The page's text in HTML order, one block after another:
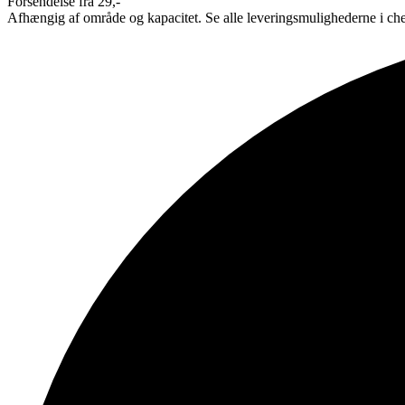
Afhængig af område og kapacitet. Se alle leveringsmulighederne i